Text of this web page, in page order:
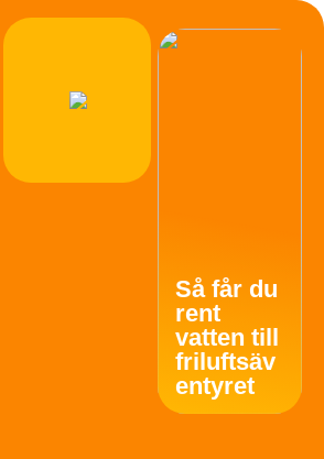
Så får du
rent
vatten till
friluftsäv
entyret